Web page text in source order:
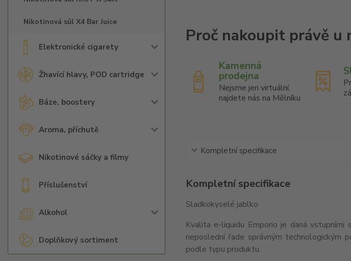
Nikotinová sůl X4 Bar Juice
Elektronické cigarety
Žhavící hlavy, POD cartridge
Báze, boostery
Aroma, příchutě
Nikotinové sáčky a filmy
Příslušenství
Alkohol
Doplňkový sortiment
Kamenná
prodejna
Nejsme jen virtuální,
najdete nás na Mělníku
Kompletní specifikace
Kompletní specifikace
Sladkokyselé jablko
Kvalita e-liquidu Emporio je daná vstupními
neposlední řade správným technologickým
podle typu produktu.